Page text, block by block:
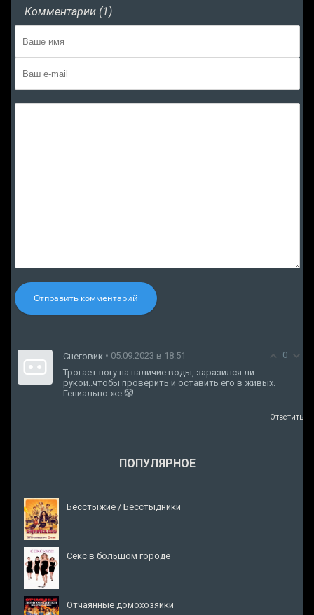
Комментарии (1)
Отправить комментарий
0
Снеговик • 05.09.2023 в 18:51
Трогает ногу на наличие воды, заразился ли.
рукой..чтобы проверить и оставить его в живых.
Гениально же 🤡
Ответить
ПОПУЛЯРНОЕ
Бесстыжие / Бесстыдники
Секс в большом городе
Отчаянные домохозяйки